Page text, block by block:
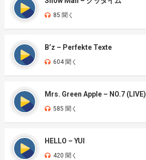
85 聞く
B’z – Perfekte Texte
604 聞く
Mrs. Green Apple – NO.7 (LIVE)
585 聞く
HELLO – YUI
420 聞く